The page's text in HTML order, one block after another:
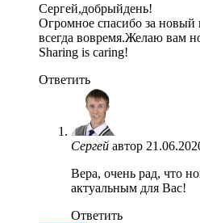
Сергей,добрыйдень!
Огромное спасибо за
всегда вовремя.Желаю вам
Sharing is caring!
Ответить
Сергей автор
Вера, очень рад, что
актуальным для Вас!
Ответить